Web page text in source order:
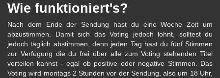
Wie funktioniert's?
Nach dem Ende der Sendung hast du eine Woche Zeit um
abzustimmen. Damit sich das Voting jedoch lohnt, solltest du
jedoch täglich abstimmen, denn jeden Tag hast du fünf Stimmen
zur Verfügung die du frei über alle zum Voting stehenden Titel
verteilen kannst - egal ob positive oder negative Stimmen. Das
Voting wird montags 2 Stunden vor der Sendung, also um 18 Uhr,